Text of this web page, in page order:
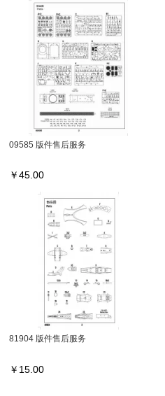
09585 版件售后服务
￥45.00
81904 版件售后服务
￥ 15.00